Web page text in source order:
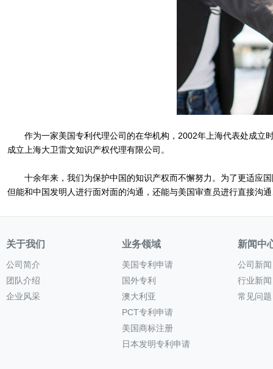
作为一家美国专利代理公司的在华机构，2002年上海代表处成立
成立上海大卫雷文知识产权代理有限公司。
十余年来，我们为保护中国的知识产权而不懈努力。为了更适应国
但能和中国发明人进行面对面的沟通，还能与美国审查员进行直接沟
关于我们
公司简介
团队介绍
企业风采
业务领域
美国专利申请
国外专利
澳大利亚
PCT专利申请
美国商标注册
日本发明专利申请
新闻中
公司新闻
行业新闻
常见问题